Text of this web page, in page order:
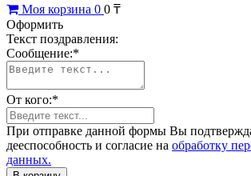
Моя корзина 0 0 ₸
Оформить
Текст поздравления:
Сообщение:*
От кого:*
При отправке данной формы Вы
дееспособность и согласие на обработку
данных.